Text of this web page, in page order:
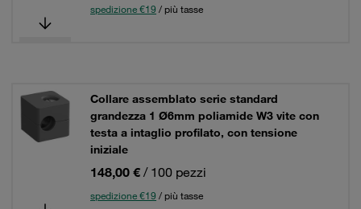
spedizione €19 / più tasse
Collare assemblato serie standard
grandezza 1 Ø6mm poliamide W3 vite con
testa a intaglio profilato, con tensione
iniziale
148,00 € / 100 pezzi
spedizione €19 / più tasse